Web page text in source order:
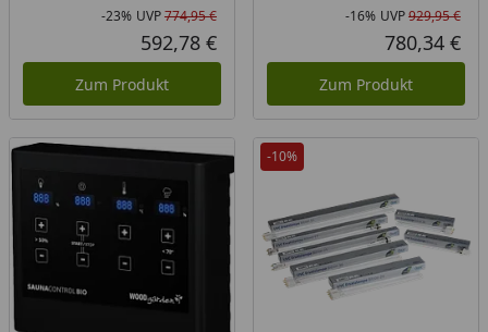
Rabatt in Prozent
-23%
Ursprünglicher Preis
UVP774,95 €
Aktueller Preis
592,78 €
Zum Produkt
-16% UVP929,95 €
780,34 €
Zum Produkt
-10%